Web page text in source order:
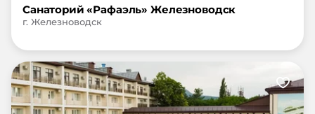
Санаторий «Рафаэль» Железноводск
г. Железноводск